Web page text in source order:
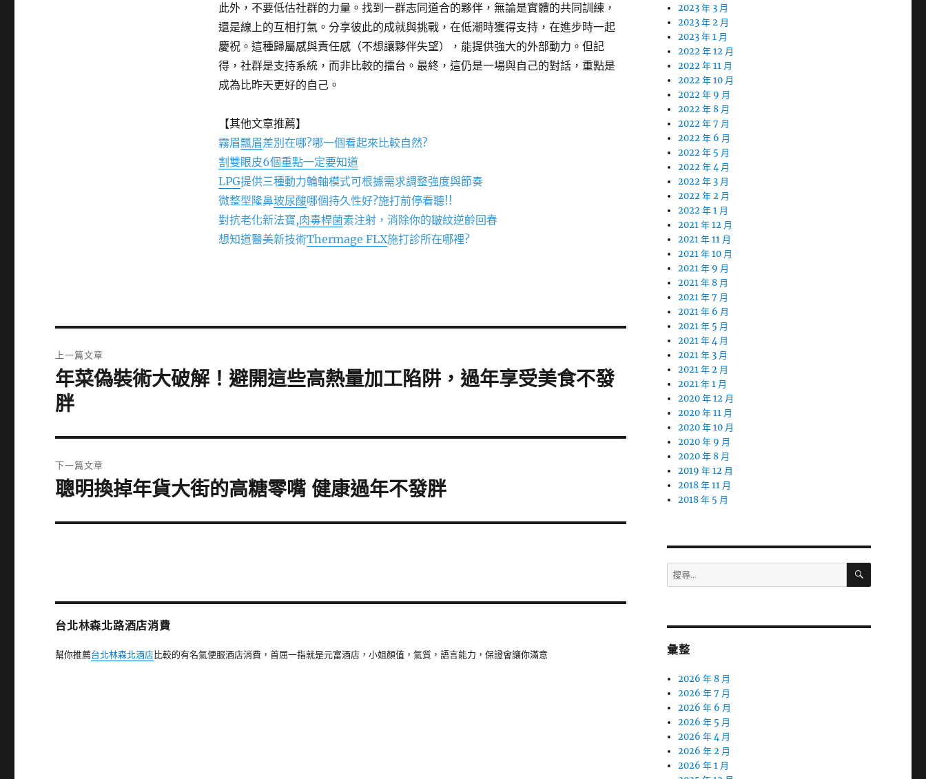
此外，不要低估社群的力量。找到一群志同道合的夥伴，無論是實體的共同訓練，
還是線上的互相打氣。分享彼此的成就與挑戰，在低潮時獲得支持，在進步時一起
慶祝。這種歸屬感與責任感（不想讓夥伴失望），能提供強大的外部動力。但記
得，社群是支持系統，而非比較的擂台。最終，這仍是一場與自己的對話，重點是
成為比昨天更好的自己。
【其他文章推薦】
霧眉飄眉差別在哪?哪一個看起來比較自然?
割雙眼皮6個重點一定要知道
LPG提供三種動力輪軸模式可根據需求調整強度與節奏
微整型隆鼻玻尿酸哪個持久性好?施打前停看聽!!
對抗老化新法寶,肉毒桿菌素注射，消除你的皺紋逆齡回春
想知道醫美新技術Thermage FLX施打診所在哪裡?
章
導
上一篇文章
上
一
篇
文
年菜偽裝術大破解！避開這些高熱量加工陷阱，過年享受美食不發
胖
下一篇文章
下
篇
聰明換掉年貨大街的高糖零嘴 健康過年不發胖
台北林森北路酒店消費
幫你推薦台北林森北酒店比較的有名氣便服酒店消費，首屈一指就是元富酒店，小姐顏值，氣質，語言能力，保證會讓你滿意
2023 年 3 月
2023 年 2 月
2023 年 1 月
2022 年 12 月
2022 年 11 月
2022 年 10 月
2022 年 9 月
2022 年 8 月
2022 年 7 月
2022 年 6 月
2022 年 5 月
2022 年 4 月
2022 年 3 月
2022 年 2 月
2022 年 1 月
2021 年 12 月
2021 年 11 月
2021 年 10 月
2021 年 9 月
2021 年 8 月
2021 年 7 月
2021 年 6 月
2021 年 5 月
2021 年 4 月
2021 年 3 月
2021 年 2 月
2021 年 1 月
2020 年 12 月
2020 年 11 月
2020 年 10 月
2020 年 9 月
2020 年 8 月
2019 年 12 月
2018 年 11 月
2018 年 5 月
搜
尋
字:
搜
彙整
2026 年 8 月
2026 年 7 月
2026 年 6 月
2026 年 5 月
2026 年 4 月
2026 年 2 月
2026 年 1 月